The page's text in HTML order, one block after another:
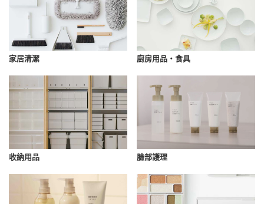
家居清潔 廚房用品・食具
收納用品 臉部護理